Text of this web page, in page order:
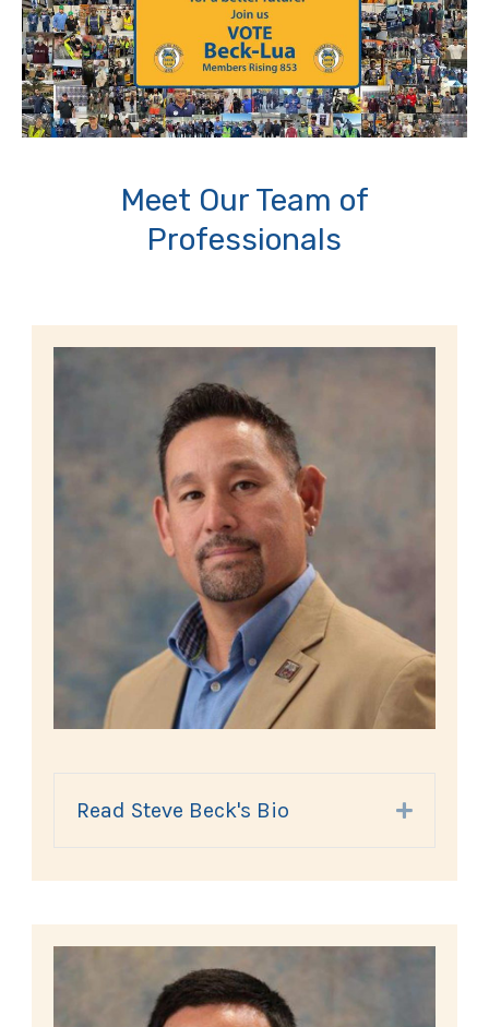
Meet Our Team of
Professionals
Read Steve Beck's Bio Expand